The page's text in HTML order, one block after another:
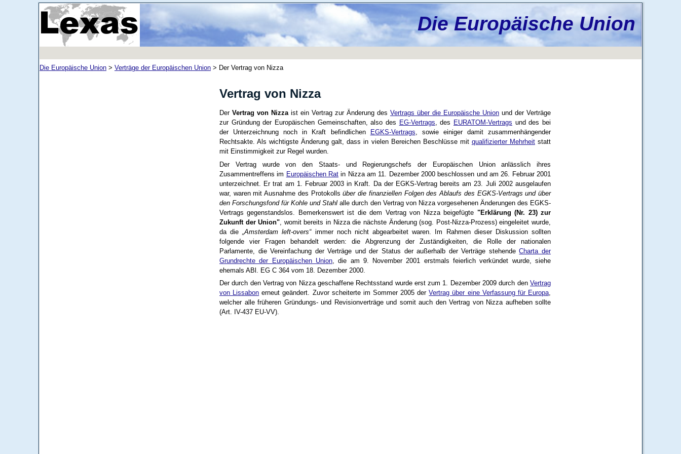
Die Europäische Union
Die Europäische Union > Verträge der Europäischen Union > Der Vertrag von Nizza
Vertrag von Nizza
Der Vertrag von Nizzaist ein Vertrag zur Änderung des Vertrags über die Europäische Union und der Verträge
zur Gründung der Europäischen Gemeinschaften, also des EG-Vertrags, des EURATOM-Vertrags und des bei
der Unterzeichnung noch in Kraft befindlichen
EGKS-Vertrags, sowie einiger damit zusammenhängender
Rechtsakte. Als wichtigste Änderung galt, dass in vielen Bereichen Beschlüsse mit qualifizierter Mehrheitstatt
mit Einstimmigkeit zur Regel wurden.
Der Vertrag wurde von den Staats- und Regierungschefs der Europäischen Union anlässlich ihres
Zusammentreffens im Europäischen Rat in Nizza am 11. Dezember 2000 beschlossen und am 26. Februar 2001
unterzeichnet. Er trat am 1. Februar 2003 in Kraft. Da der EGKS-Vertrag bereits am 23. Juli 2002 ausgelaufen
war, waren mit Ausnahme des Protokollsüber die finanziellen Folgen des Ablaufs des EGKS-Vertrags und über
den Forschungsfond für Kohle und Stahl alle durch den Vertrag von Nizza vorgesehenen Änderungen des EGKS-
Vertrags gegenstandslos. Bemerkenswert ist die dem Vertrag von Nizza beigefügte "Erklärung (Nr. 23) zur
Zukunft der Union" , womit bereits in Nizza die nächste Änderung (sog. Post-Nizza-Prozess) eingeleitet wurde,
da die
„Amsterdam left-overs“immer noch nicht abgearbeitet waren. Im Rahmen dieser Diskussion sollten
folgende vier Fragen behandelt werden: die Abgrenzung der Zuständigkeiten, die Rolle der nationalen
Parlamente, die Vereinfachung der Verträge und der Status der außerhalb der Verträge stehendeCharta der
Grundrechte der Europäischen Union, die am 9. November 2001 erstmals feierlich verkündet wurde, siehe
ehemals ABl. EG C 364 vom 18. Dezember 2000.
Der durch den Vertrag von Nizza geschaffene Rechtsstand wurde erst zum 1. Dezember 2009 durch den Vertrag
von Lissabon erneut geändert. Zuvor scheiterte im Sommer 2005 derVertrag über eine Verfassung für Europa,
welcher alle früheren Gründungs- und Revisionverträge und somit auch den Vertrag von Nizza aufheben sollte
(Art. IV-437 EU-VV).